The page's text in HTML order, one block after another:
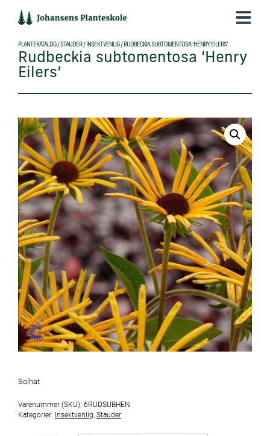
indholdet
PLANTEKATALOG/ STAUDER/ INSEKTVENLIG/ RUDBECKIA SUBTOMENTOSA ‘HENRY EILERS’
Rudbeckia subtomentosa ‘Henry
Eilers’
Solhat
Varenummer (SKU): 6RUDSUBHEN
Kategorier: Insektvenlig Stauder